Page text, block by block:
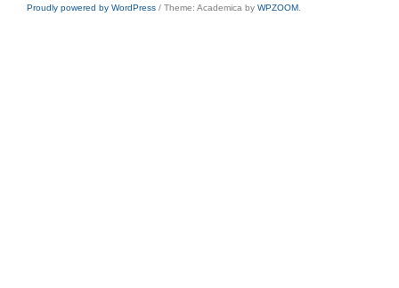
Proudly powered by WordPress / Theme: Academica by WPZOOM